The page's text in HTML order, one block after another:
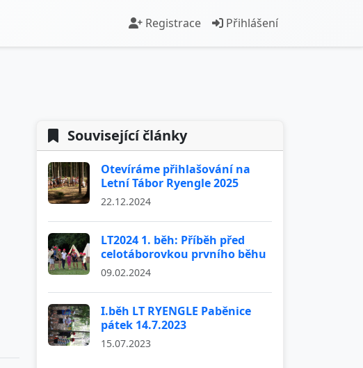
Registrace Přihlášení
Související články
Otevíráme přihlašování na
Letní Tábor Ryengle 2025
22.12.2024
LT2024 1. běh: Příběh před
celotáborovkou prvního běhu
09.02.2024
I.běh LT RYENGLE Paběnice
pátek 14.7.2023
15.07.2023